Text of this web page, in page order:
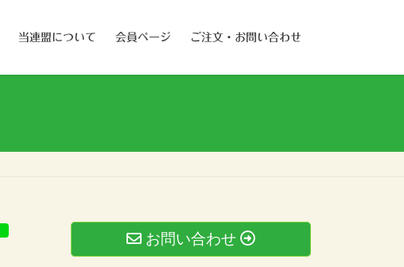
当連盟について 会員ページ ご注文・お問い合わせ
お問い合わせ